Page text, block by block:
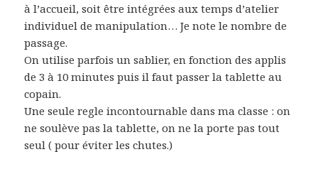
à l’accueil, soit être intégrées aux temps d’atelier
individuel de manipulation… Je note le nombre de
passage.
On utilise parfois un sablier, en fonction des applis
de 3 à 10 minutes puis il faut passer la tablette au
copain.
Une seule regle incontournable dans ma classe : on
ne soulève pas la tablette, on ne la porte pas tout
seul ( pour éviter les chutes.)